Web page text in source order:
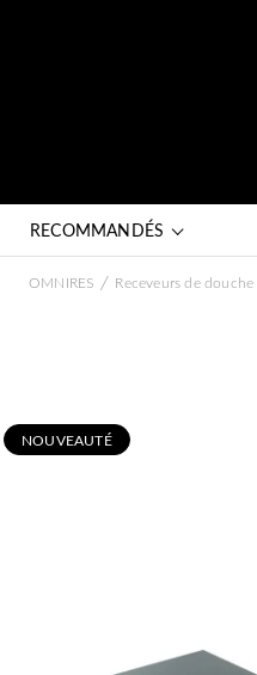
RECOMMANDÉS
OMNIRES / Receveurs de douche
NOUVEAUTÉ